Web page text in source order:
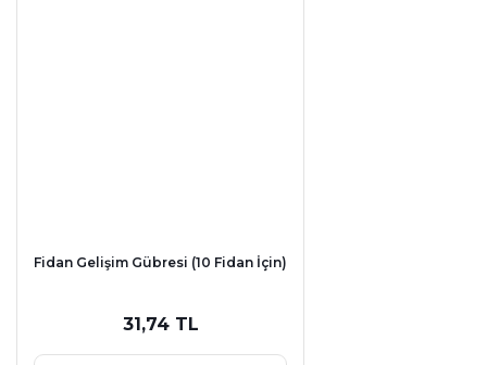
Fidan Gelişim Gübresi (10 Fidan İçin)
31,74 TL